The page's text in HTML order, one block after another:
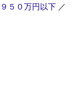
９５０万円以下 ／